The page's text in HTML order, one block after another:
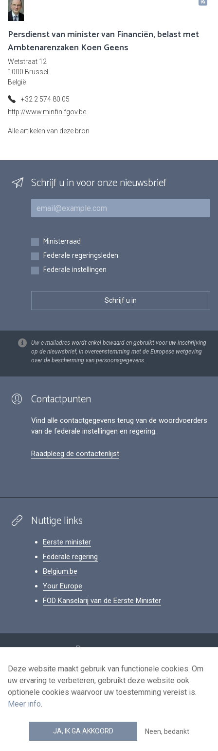
Persdienst van minister van Financiën, belast met
Ambtenarenzaken Koen Geens
Wetstraat 12
1000 Brussel
België
+32 2 574 80 05
http://www.minfin.fgov.be
Alle artikelen van deze bron
Schrijf u in voor onze nieuwsbrief
E-mail
Inschrijvingen
Ministerraad
Federale regeringsleden
Federale instellingen
Uw e-mailadres wordt enkel bewaard en gebruikt voor uw inschrijving
op de nieuwsbrief, in overeenstemming met de Europese wetgeving
over de bescherming van persoonsgegevens.
Contactpunten
Vind alle contactgegevens terug van de woordvoerders
van de federale instellingen en regering.
Raadpleeg de contactenlijst
Nuttige links
Eerste minister
Federale regering
Belgium.be
Your Europe
FOD Kanselarij van de Eerste Minister
Persoonsgegevens
Voorwaarden voor het hergebruik
Contacteer ons
news.belgium RSS feed
© 2026 - news.belgium.be
Deze website maakt gebruik van functionele cookies. Om
uw ervaring te verbeteren, gebruikt deze website ook
optionele cookies waarvoor uw toestemming vereist is.
Meer info.
JA, IK GA AKKOORD Neen, bedankt